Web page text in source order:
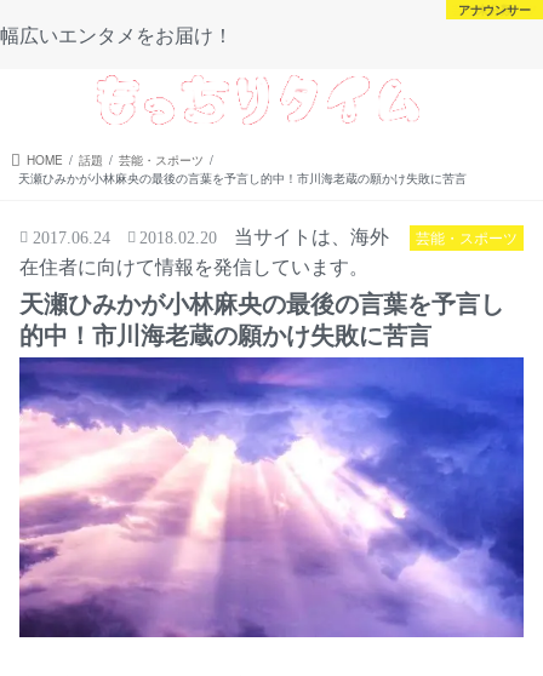
幅広いエンタメをお届け！
HOME 話題
芸能・スポーツ
天瀬ひみかが小林麻央の最後の言葉を予言し的中！市川海老蔵の願かけ失敗に苦言
芸能・スポーツ
2017.06.24 2018.02.20
当サイトは、海外
在住者に向けて情報を発信しています。
天瀬ひみかが小林麻央の最後の言葉を予言し
的中！市川海老蔵の願かけ失敗に苦言
芸能・スポーツ
芸能・スポーツ
未分類
アナウンサー